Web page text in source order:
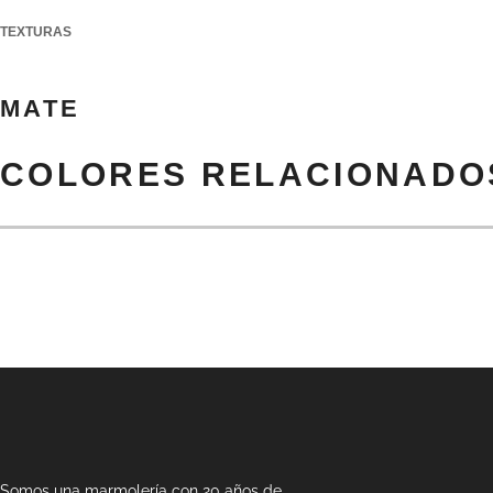
TEXTURAS
MATE
COLORES